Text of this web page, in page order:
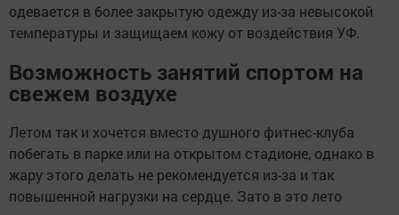
одевается в более закрытую одежду из-за невысокой
температуры и защищаем кожу от воздействия УФ.
Возможность занятий спортом на
свежем воздухе
Летом так и хочется вместо душного фитнес-клуба
побегать в парке или на открытом стадионе, однако в
жару этого делать не рекомендуется из-за и так
повышенной нагрузки на сердце. Зато в это лето